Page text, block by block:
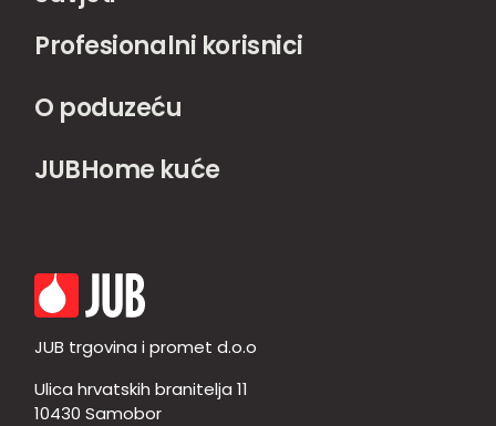
Profesionalni korisnici
O poduzeću
JUBHome kuće
JUB trgovina i promet d.o.o
Ulica hrvatskih branitelja 11
10430 Samobor